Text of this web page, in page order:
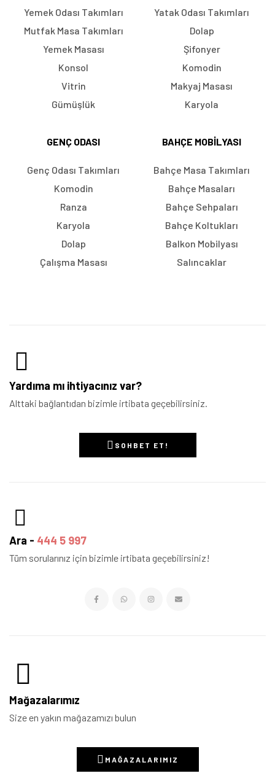
Yemek Odası Takımları
Mutfak Masa Takımları
Yemek Masası
Konsol
Vitrin
Gümüşlük
Yatak Odası Takımları
Dolap
Şifonyer
Komodin
Makyaj Masası
Karyola
GENÇ ODASI
Genç Odası Takımları
Komodin
Ranza
Karyola
Dolap
Çalışma Masası
BAHÇE MOBILYASI
Bahçe Masa Takımları
Bahçe Masaları
Bahçe Sehpaları
Bahçe Koltukları
Balkon Mobilyası
Salıncaklar
Yardıma mı ihtiyacınız var?
Alttaki bağlantıdan bizimle irtibata geçebilirsiniz.
SOHBET ET!
Ara - 444 5 997
Tüm sorularınız için bizimle irtibata geçebilirsiniz!
Mağazalarımız
Size en yakın mağazamızı bulun
MAĞAZALARIMIZ